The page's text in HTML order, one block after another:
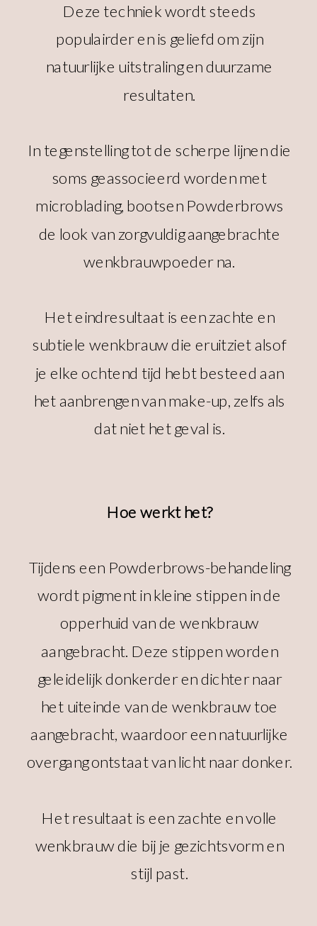
Deze techniek wordt steeds
populairder en is geliefd om zijn
natuurlijke uitstraling en duurzame
resultaten.
In tegenstelling tot de scherpe lijnen die
soms geassocieerd worden met
microblading, bootsen Powderbrows
de look van zorgvuldig aangebrachte
wenkbrauwpoeder na.
Het eindresultaat is een zachte en
subtiele wenkbrauw die eruitziet alsof
je elke ochtend tijd hebt besteed aan
het aanbrengen van make-up, zelfs als
dat niet het geval is.
Hoe werkt het?
Tijdens een Powderbrows-behandeling
wordt pigment in kleine stippen in de
opperhuid van de wenkbrauw
aangebracht. Deze stippen worden
geleidelijk donkerder en dichter naar
het uiteinde van de wenkbrauw toe
aangebracht, waardoor een natuurlijke
overgang ontstaat van licht naar donker.
Het resultaat is een zachte en volle
wenkbrauw die bij je gezichtsvorm en
stijl past.